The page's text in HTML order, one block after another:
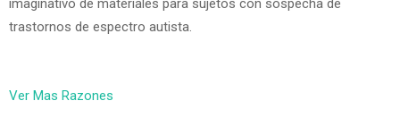
imaginativo de materiales para sujetos con sospecha de
trastornos de espectro autista.
Ver Mas Razones